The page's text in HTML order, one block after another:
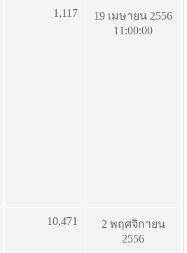
1,117
19 เมษายน 2556
11:00:00
10,471
2 พฤศจิกายน
2556